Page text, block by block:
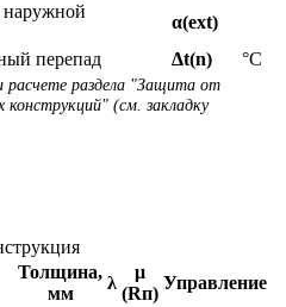
наружной
α(ext)
перепад
Δt(n) °С
расчете раздела "Защита от
(см. закладку
Толщина,
мм
λ
μ
(Rп)
Управление